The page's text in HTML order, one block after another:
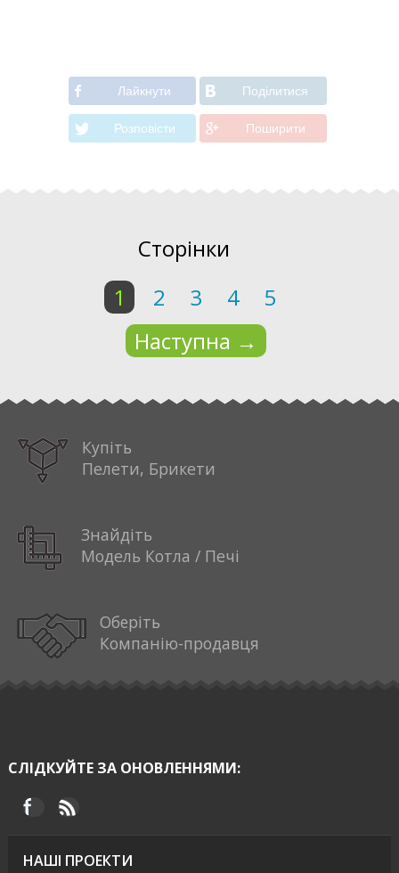
Лайкнути Подiлитися
Розповiсти Поширити
Сторінки
1
2 3 4
5
Наступна →
Купіть
Пелети, Брикети
Знайдіть
Модель Котла / Печі
Оберіть
Компанію-продавця
СЛІДКУЙТЕ ЗА ОНОВЛЕННЯМИ:
НАШІ ПРОЕКТИ